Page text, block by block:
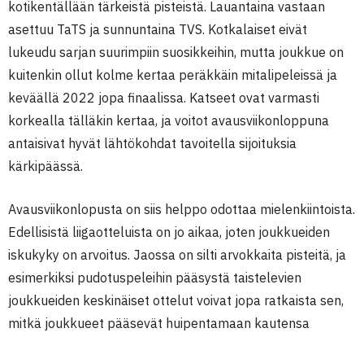
kotikentällään tärkeistä pisteistä. Lauantaina vastaan
asettuu TaTS ja sunnuntaina TVS. Kotkalaiset eivät
lukeudu sarjan suurimpiin suosikkeihin, mutta joukkue on
kuitenkin ollut kolme kertaa peräkkäin mitalipeleissä ja
keväällä 2022 jopa finaalissa. Katseet ovat varmasti
korkealla tälläkin kertaa, ja voitot avausviikonloppuna
antaisivat hyvät lähtökohdat tavoitella sijoituksia
kärkipäässä.
Avausviikonlopusta on siis helppo odottaa mielenkiintoista.
Edellisistä liigaotteluista on jo aikaa, joten joukkueiden
iskukyky on arvoitus. Jaossa on silti arvokkaita pisteitä, ja
esimerkiksi pudotuspeleihin pääsystä taistelevien
joukkueiden keskinäiset ottelut voivat jopa ratkaista sen,
mitkä joukkueet pääsevät huipentamaan kautensa